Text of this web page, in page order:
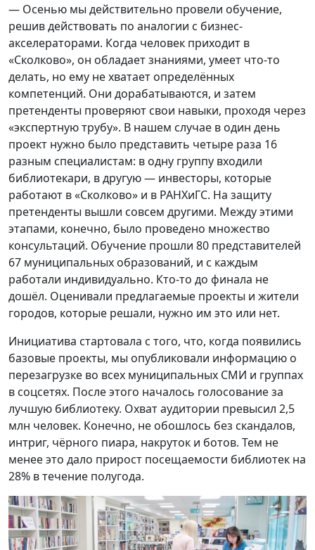
— Осенью мы действительно провели обучение,
решив действовать по аналогии с бизнес-
акселераторами. Когда человек приходит в
«Сколково», он обладает знаниями, умеет что-то
делать, но ему не хватает определённых
компетенций. Они дорабатываются, и затем
претенденты проверяют свои навыки, проходя через
«экспертную трубу». В нашем случае в один день
проект нужно было представить четыре раза 16
разным специалистам: в одну группу входили
библиотекари, в другую — инвесторы, которые
работают в «Сколково» и в РАНХиГС. На защиту
претенденты вышли совсем другими. Между этими
этапами, конечно, было проведено множество
консультаций. Обучение прошли 80 представителей
67 муниципальных образований, и с каждым
работали индивидуально. Кто-то до финала не
дошёл. Оценивали предлагаемые проекты и жители
городов, которые решали, нужно им это или нет.
Инициатива стартовала с того, что, когда появились
базовые проекты, мы опубликовали информацию о
перезагрузке во всех муниципальных СМИ и группах
в соцсетях. После этого началось голосование за
лучшую библиотеку. Охват аудитории превысил 2,5
млн человек. Конечно, не обошлось без скандалов,
интриг, чёрного пиара, накруток и ботов. Тем не
менее это дало прирост посещаемости библиотек на
28% в течение полугода.